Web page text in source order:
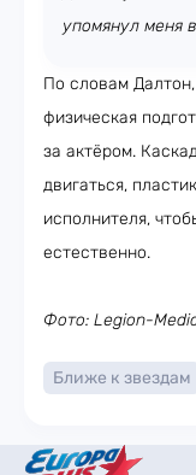
упомянул меня
По словам
физическая
за актёром.
двигаться,
исполнителя,
естественно.
Фото: Legion-
Ближе к звездам